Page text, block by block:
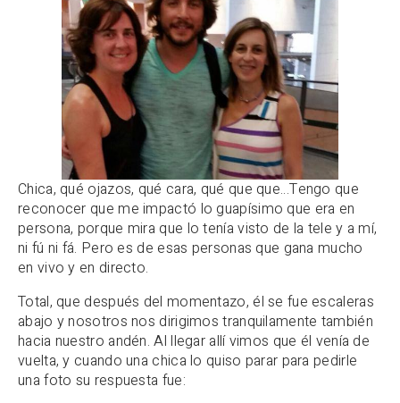
Chica, qué ojazos, qué cara, qué que que…Tengo que
reconocer que me impactó lo guapísimo que era en
persona, porque mira que lo tenía visto de la tele y a mí,
ni fú ni fá. Pero es de esas personas que gana mucho
en vivo y en directo.
Total, que después del momentazo, él se fue escaleras
abajo y nosotros nos dirigimos tranquilamente también
hacia nuestro andén. Al llegar allí vimos que él venía de
vuelta, y cuando una chica lo quiso parar para pedirle
una foto su respuesta fue: